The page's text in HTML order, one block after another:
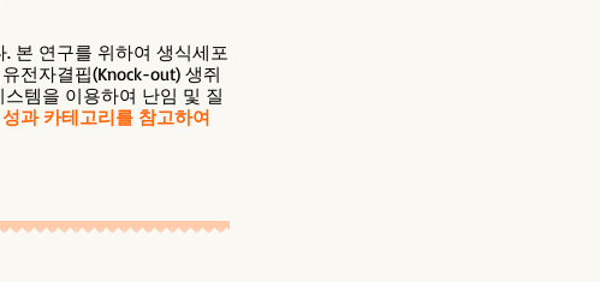
본 연구를 위하여 생식세포
전자결핍(Knock-out) 생쥐
템을 이용하여 난임 및 질
과 카테고리를 참고하여